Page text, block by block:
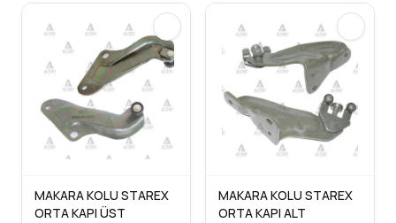
MAKARA KOLU STAREX
ORTA KAPI ÜST
MAKARA KOLU STAREX
ORTA KAPI ALT